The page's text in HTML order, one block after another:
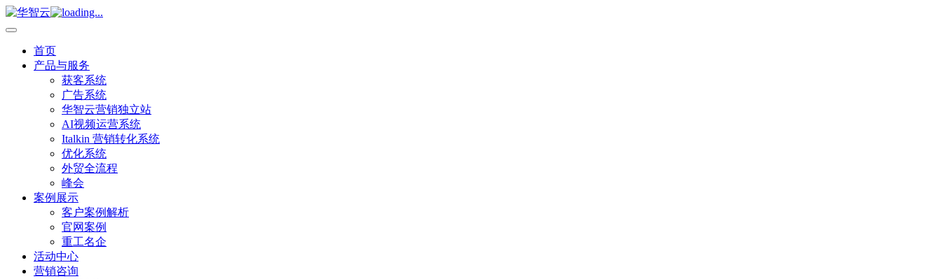
首页
产品与服务
获客系统
广告系统
华智云营销独立站
AI视频运营系统
Italkin 营销转化系统
优化系统
外贸全流程
峰会
案例展示
客户案例解析
官网案例
重工名企
活动中心
营销咨询